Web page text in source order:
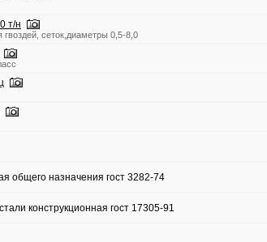
т/н
гвоздей, сеток,диаметры 0,5-8,0
общего назначения гост 3282-74
конструкционная гост 17305-91